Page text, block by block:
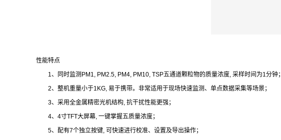
性能特点
1、同时监测PM1, PM2.5, PM4, PM10, TSP五通道颗粒物的质量浓度, 采样时间为1分钟；
2、整机重量小于1KG, 易于携带。非常适用于现场快速监测、单点数据采集等场景；
3、采用全金属精密光机结构, 抗干扰性能更强；
4、4寸TFT大屏幕, 一键掌握五质量浓度；
5、配有7个独立按键, 可快速进行校准、设置及导出操作；